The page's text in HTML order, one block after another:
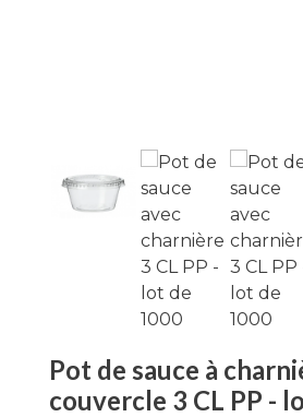
Pot de sauce à
couvercle 3 CL PP -